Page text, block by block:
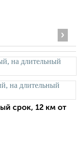
›
срок, 12 км от